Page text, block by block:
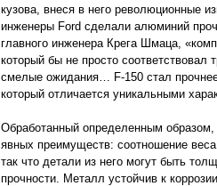
кузова, внеся в него революционные
инженеры Ford сделали алюминий
главного инженера Крега Шмаца,
который бы не просто
смелые ожидания… F-150 стал
который отличается уникальными
Обработанный определенным
явных преимуществ: соотношение
так что детали из него могут быть
прочности. Металл устойчив к